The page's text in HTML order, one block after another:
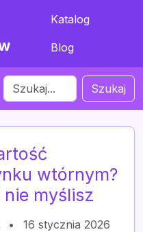
Katalog
Blog
Szukaj
wtórnym?
myślisz
•
16 stycznia 2026